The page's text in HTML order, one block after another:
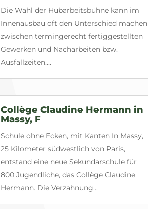
Die Wahl der Hubarbeitsbühne kann im
Innenausbau oft den Unterschied machen
zwischen termingerecht fertiggestellten
Gewerken und Nacharbeiten bzw.
Ausfallzeiten....
Collège Claudine Hermann in
Massy, F
Schule ohne Ecken, mit Kanten In Massy,
25 Kilometer südwestlich von Paris,
entstand eine neue Sekundarschule für
800 Jugendliche, das Collège Claudine
Hermann. Die Verzahnung...